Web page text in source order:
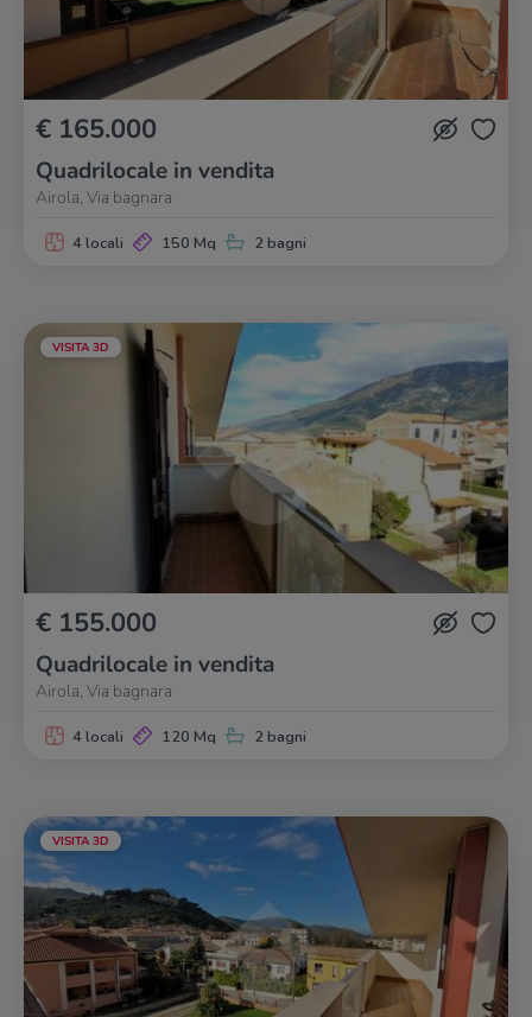
€ 165.000
Quadrilocale in vendita
Airola, Via bagnara
4 locali 150 Mq 2 bagni
VISITA 3D
€ 155.000
Quadrilocale in vendita
Airola, Via bagnara
4 locali 120 Mq 2 bagni
VISITA 3D